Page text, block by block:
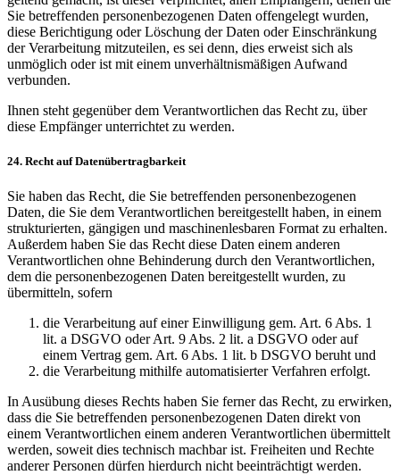
Sie betreffenden personenbezogenen Daten offengelegt wurden,
diese Berichtigung oder Löschung der Daten oder Einschränkung
der Verarbeitung mitzuteilen, es sei denn, dies erweist sich als
unmöglich oder ist mit einem unverhältnismäßigen Aufwand
verbunden.
Ihnen steht gegenüber dem Verantwortlichen das Recht zu, über
diese Empfänger unterrichtet zu werden.
24. Recht auf Datenübertragbarkeit
Sie haben das Recht, die Sie betreffenden personenbezogenen
Daten, die Sie dem Verantwortlichen bereitgestellt haben, in einem
strukturierten, gängigen und maschinenlesbaren Format zu erhalten.
Außerdem haben Sie das Recht diese Daten einem anderen
Verantwortlichen ohne Behinderung durch den Verantwortlichen,
dem die personenbezogenen Daten bereitgestellt wurden, zu
übermitteln, sofern
die Verarbeitung auf einer Einwilligung gem. Art. 6 Abs. 1
lit. a DSGVO oder Art. 9 Abs. 2 lit. a DSGVO oder auf
einem Vertrag gem. Art. 6 Abs. 1 lit. b DSGVO beruht und
die Verarbeitung mithilfe automatisierter Verfahren erfolgt.
In Ausübung dieses Rechts haben Sie ferner das Recht, zu erwirken,
dass die Sie betreffenden personenbezogenen Daten direkt von
einem Verantwortlichen einem anderen Verantwortlichen übermittelt
werden, soweit dies technisch machbar ist. Freiheiten und Rechte
anderer Personen dürfen hierdurch nicht beeinträchtigt werden.